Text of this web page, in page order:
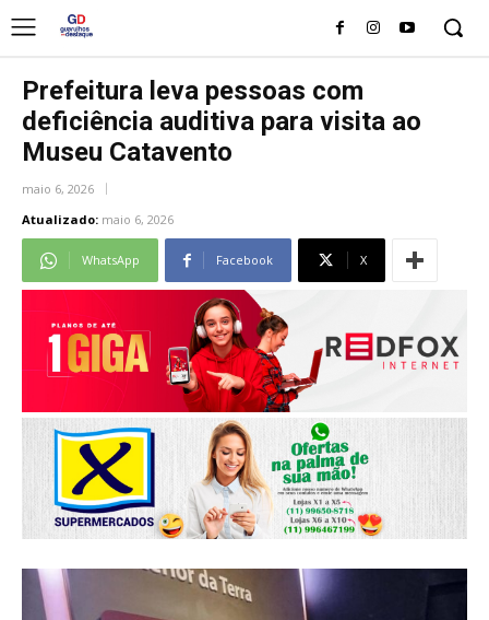
Prefeitura leva pessoas com
deficiência auditiva para visita ao
Museu Catavento
maio 6, 2026
Atualizado: maio 6, 2026
WhatsApp Facebook X